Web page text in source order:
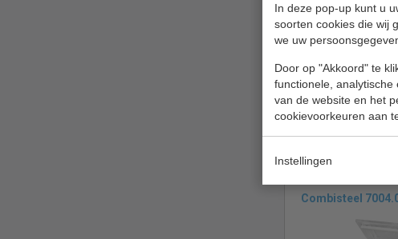
In deze pop-up kunt u
soorten cookies die wij
we uw
Door op "Akkoord" te
functionele,
van de website en het
cookievoorkeuren aan
Instellingen
Vacuümpomp 4
€ 2605,00
Combisteel